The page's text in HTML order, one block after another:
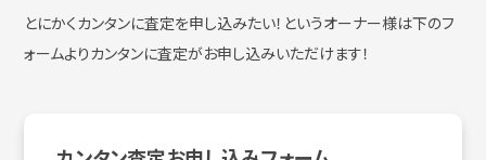
とにかくカンタンに査定を申し込みたい！ というオーナー様は下のフ
ォームよりカンタンに査定がお申し込みいただけます！